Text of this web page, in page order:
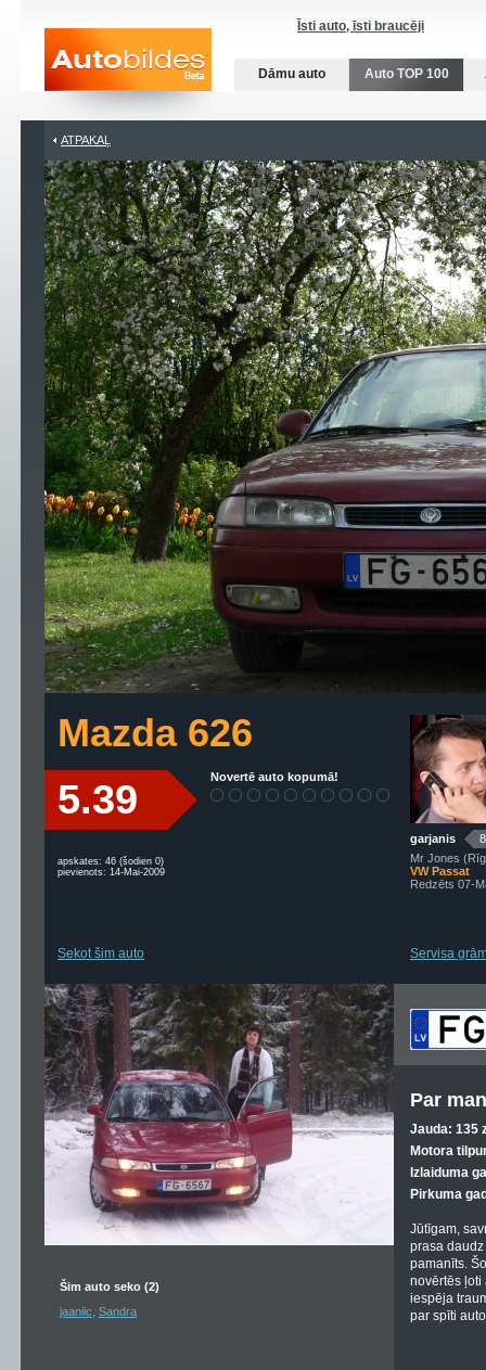
Īsti auto, īsti braucēji
Dāmu auto Auto TOP 100
ATPAKAĻ
Mazda 626
5.39 Novertē auto kopumā!
apskates: 46 (šodien 0)
pievienots: 14-Mai-2009
Sekot šim auto
garjanis
Mr Jones
VW Passat
Redzēts 07-
Servisa
Šim auto seko (2)
jaaniic, Sandra
Par
Jauda: 135
Motora
Izlaiduma
Pirkuma
Jūtīgam,
prasa
pamanīts.
novērtēs ļoti
iespēja
par spīti